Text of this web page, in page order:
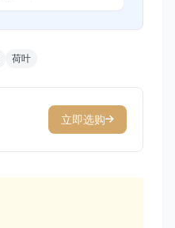
荷叶
立即选购